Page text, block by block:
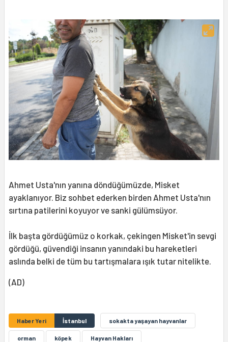
Ahmet Usta'nın yanına döndüğümüzde, Misket
ayaklanıyor. Biz sohbet ederken birden Ahmet Usta'nın
sırtına patilerini koyuyor ve sanki gülümsüyor.
İlk başta gördüğümüz o korkak, çekingen Misket'in sevgi
gördüğü, güvendiği insanın yanındaki bu hareketleri
aslında belki de tüm bu tartışmalara ışık tutar nitelikte.
(AD)
Haber Yeri İstanbul sokakta yaşayan hayvanlar
orman köpek Hayvan Hakları